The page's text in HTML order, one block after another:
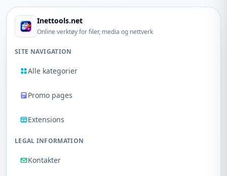
Inettools.net
Online verktøy for filer, media og nettverk
SITE NAVIGATION
Alle kategorier
Promo pages
Extensions
LEGAL INFORMATION
Kontakter